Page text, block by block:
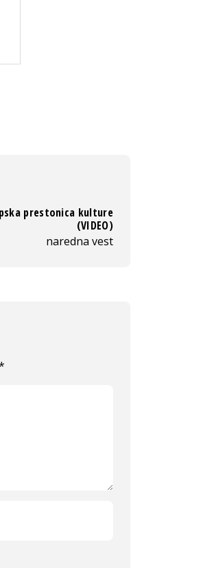
prestonica kulture
(VIDEO)
naredna vest